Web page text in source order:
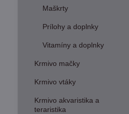
Maškrty
Prílohy a doplnky
Vitamíny a doplnky
Krmivo mačky
Krmivo vtáky
Krmivo akvaristika a
teraristika